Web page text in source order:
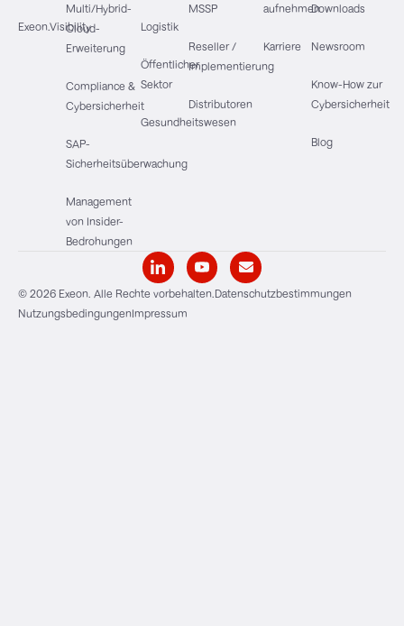
Exeon.Visibility
Multi/Hybrid-
Cloud-
Erweiterung
Compliance &
Cybersicherheit
SAP-
Sicherheitsüberwachung
Management
von Insider-
Bedrohungen
Logistik
Öffentlicher
Sektor
Gesundheitswesen
MSSP
Reseller /
Implementierung
Distributoren
aufnehmen
Karriere
Downloads
Newsroom
Know-How zur
Cybersicherheit
Blog
© 2026 Exeon. Alle Rechte vorbehalten.Datenschutzbestimmungen
NutzungsbedingungenImpressum